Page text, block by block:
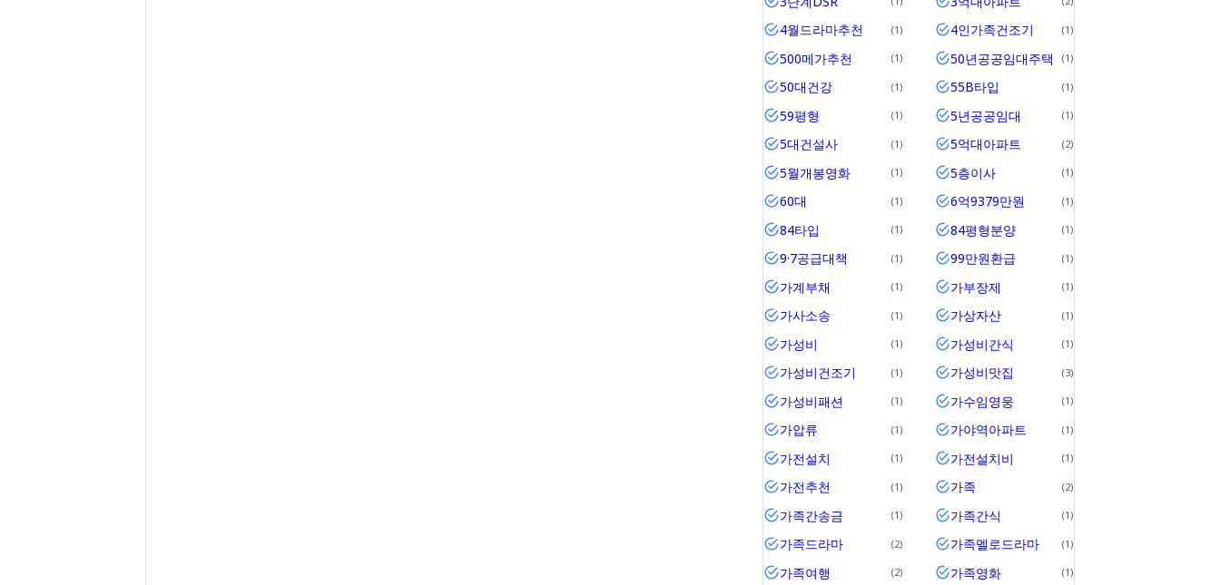
4월드라마추천 1 4인가족건조기 1
500메가추천 1 50년공공임대주택 1
50대건강 1 55B타입 1
59평형 1 5년공공임대 1
5대건설사 1 5억대아파트 2
5월개봉영화 1 5층이사 1
60대 1 6억9379만원 1
84타입 1 84평형분양 1
9·7공급대책 1 99만원환급 1
가계부채 1 가부장제 1
가사소송 1 가상자산 1
가성비 1 가성비간식 1
가성비건조기 1 가성비맛집 3
가성비패션 1 가수임영웅 1
가압류 1 가야역아파트 1
가전설치 1 가전설치비 1
가전추천 1 가족 2
가족간송금 1 가족간식 1
가족드라마 2 가족멜로드라마 1
가족여행 2 가족영화 1